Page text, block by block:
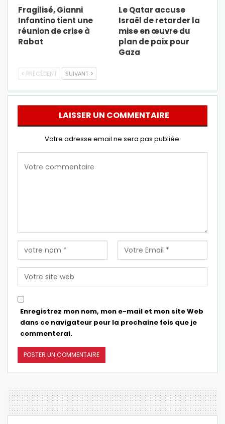
Fragilisé, Gianni
Infantino tient une
réunion de crise à
Rabat
Le Qatar accuse
Israël de retarder la
mise en œuvre du
plan de paix pour
Gaza
PRÉCÉDENT SUIVANT
LAISSER UN COMMENTAIRE
Votre adresse email ne sera pas publiée.
Enregistrez mon nom, mon e-mail et mon site Web
dans ce navigateur pour la prochaine fois que je
commenterai.